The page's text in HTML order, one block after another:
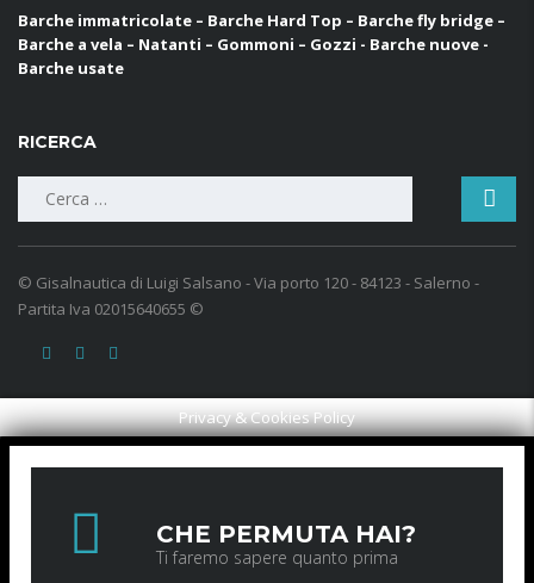
Barche immatricolate – Barche Hard Top – Barche fly bridge –
Barche a vela – Natanti – Gommoni – Gozzi - Barche nuove -
Barche usate
RICERCA
Ricerca
© Gisalnautica di Luigi Salsano - Via porto 120 - 84123 - Salerno -
Partita Iva 02015640655 ©
Privacy & Cookies Policy
CHE PERMUTA HAI?
Ti faremo sapere quanto prima